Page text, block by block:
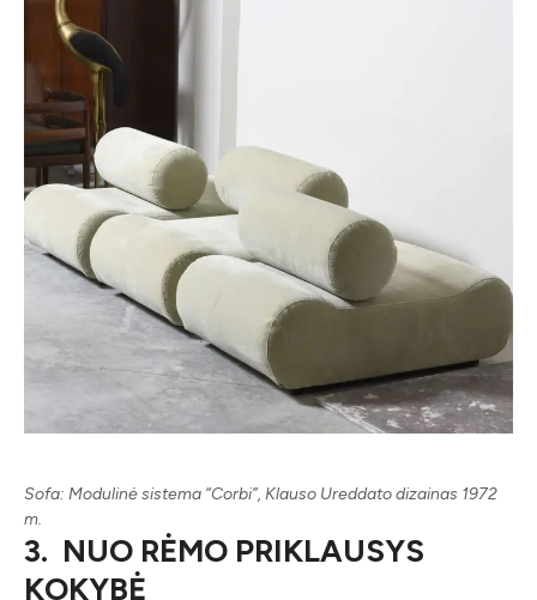
Sofa: Modulinė sistema “Corbi”, Klauso Ureddato dizainas 1972
m.
3. NUO RĖMO PRIKLAUSYS
KOKYBĖ